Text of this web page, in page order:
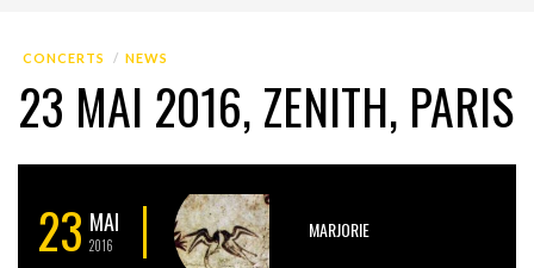
CONCERTS NEWS
23 MAI 2016, ZENITH, PARIS
23 MAI
2016
MARJORIE